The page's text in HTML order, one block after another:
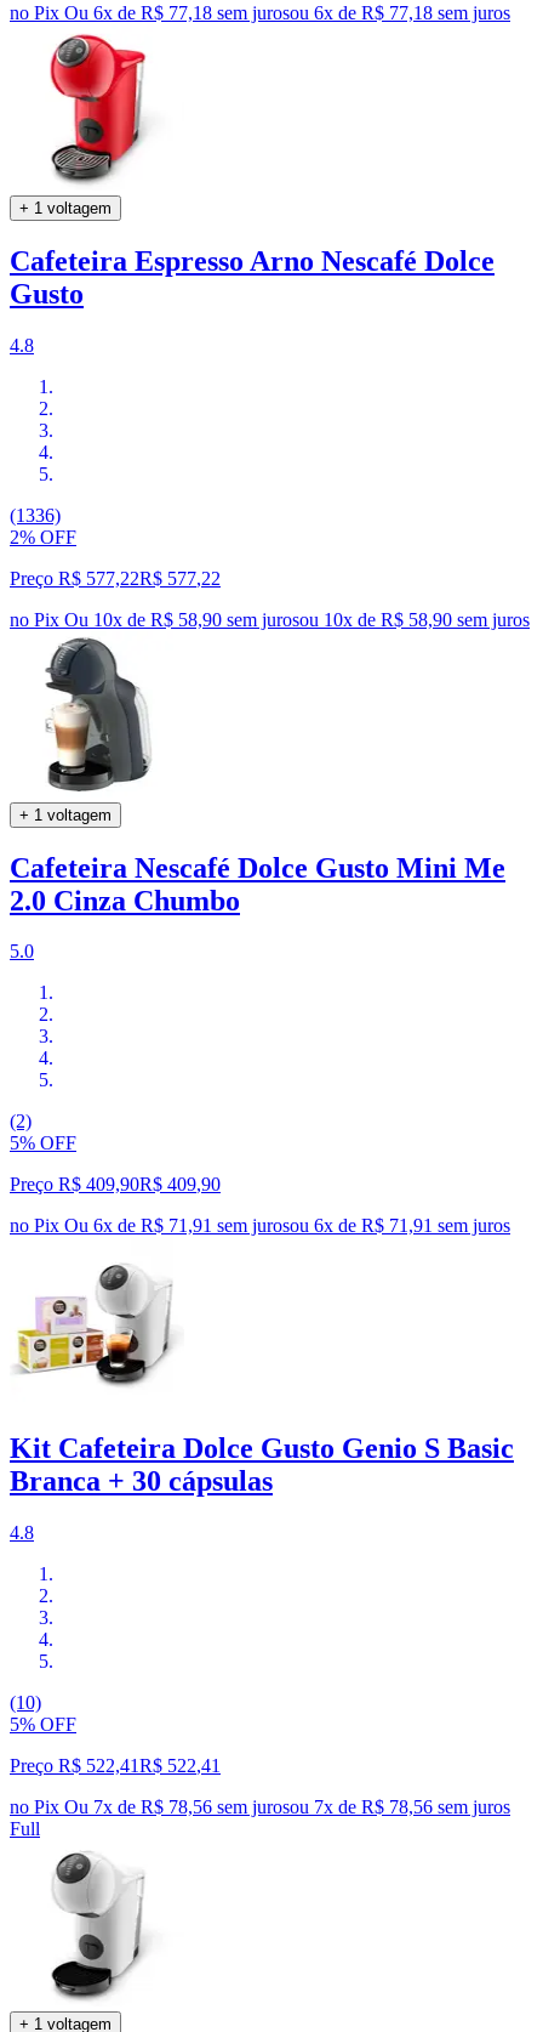
no Pix Ou 6x de R$ 77,18 sem jurosou 6x de R$ 77,18 sem juros
+ 1 voltagem
Cafeteira Espresso Arno Nescafé Dolce
Gusto
4.8
(1336)
2% OFF
Preço R$ 577,22R$ 577,22
no Pix Ou 10x de R$ 58,90 sem jurosou 10x de R$ 58,90 sem juros
+ 1 voltagem
Cafeteira Nescafé Dolce Gusto Mini Me
2.0 Cinza Chumbo
5.0
(2)
5% OFF
Preço R$ 409,90R$ 409,90
no Pix Ou 6x de R$ 71,91 sem jurosou 6x de R$ 71,91 sem juros
Kit Cafeteira Dolce Gusto Genio S Basic
Branca + 30 cápsulas
4.8
(10)
5% OFF
Preço R$ 522,41R$ 522,41
no Pix Ou 7x de R$ 78,56 sem jurosou 7x de R$ 78,56 sem juros
Full
+ 1 voltagem